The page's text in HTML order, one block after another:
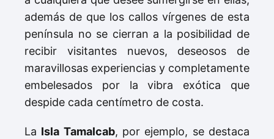
además de que los callos vírgenes de esta
península no se cierran a la posibilidad de
recibir visitantes nuevos, deseosos de
maravillosas experiencias y completamente
embelesados por la vibra exótica que
despide cada centímetro de costa.
La Isla Tamalcab, por ejemplo, se destaca